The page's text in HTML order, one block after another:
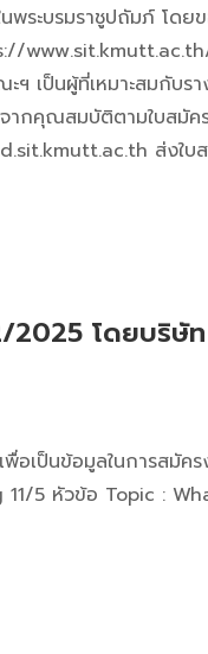
พระบรมราชูปถัมภ์ โ
ฯ เป็นผู้ที่เหมาะสมกั
กคุณสมบัติตามใบสมั
ส่งใ
2025 โดยบริษั
เป็นข้อมูลในการสมั
5 หัวข้อ Topic :